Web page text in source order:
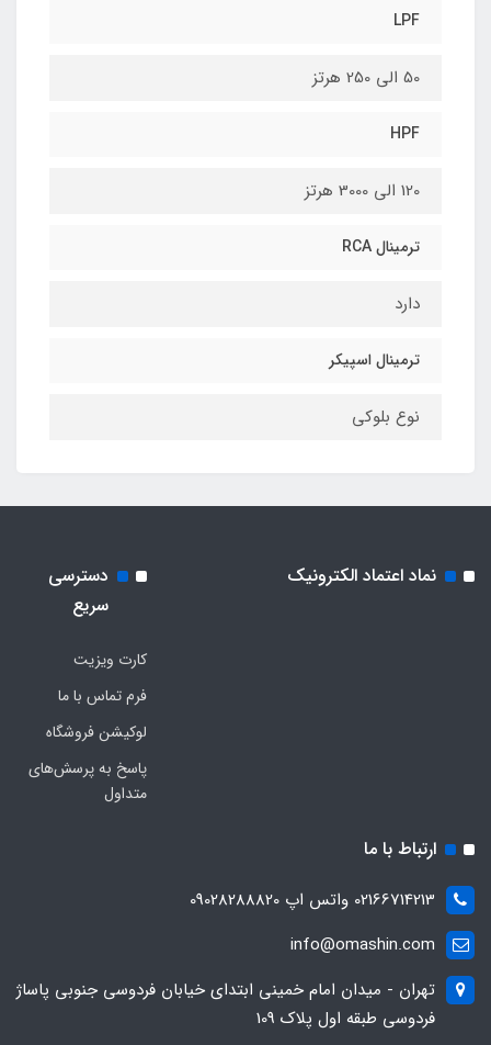
LPF
50 الی 250 هرتز
HPF
120 الی 3000 هرتز
ترمینال RCA
دارد
ترمینال اسپیکر
نوع بلوکی
نماد اعتماد الکترونیک
دسترسی
سریع
کارت ویزیت
فرم تماس با ما
لوکیشن فروشگاه
پاسخ به پرسش‌های
متداول
ارتباط با ما
02166714213 واتس اپ 09028288820
info@omashin.com
تهران - میدان امام خمینی ابتدای خیابان فردوسی جنوبی پاساژ
فردوسی طبقه اول پلاک 109